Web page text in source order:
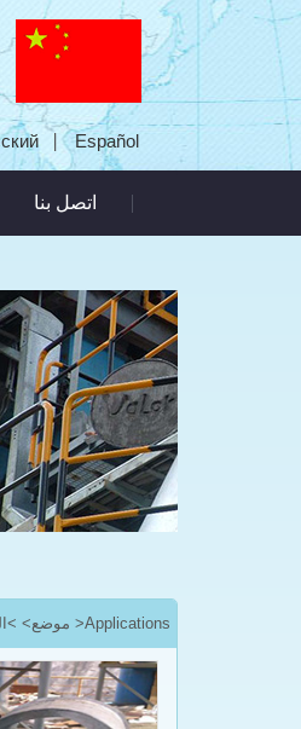
Español
اتصل بنا
موضع> >Applications